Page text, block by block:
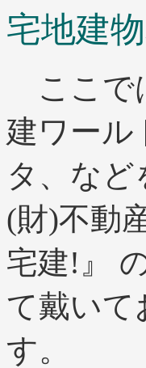
宅地建
ここで
建ワール
タ、な
(財)不動
宅建!』
て戴いて
す。